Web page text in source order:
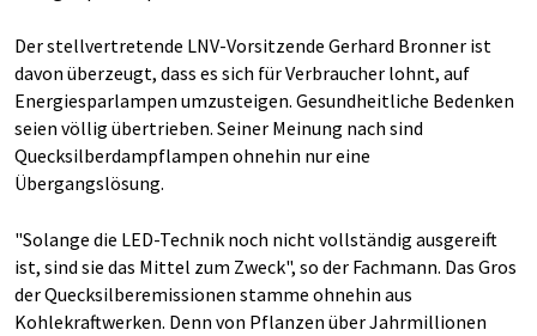
Der stellvertretende LNV-Vorsitzende Gerhard Bronner ist
davon überzeugt, dass es sich für Verbraucher lohnt, auf
Energiesparlampen umzusteigen. Gesundheitliche Bedenken
seien völlig übertrieben. Seiner Meinung nach sind
Quecksilberdampflampen ohnehin nur eine
Übergangslösung.
"Solange die LED-Technik noch nicht vollständig ausgereift
ist, sind sie das Mittel zum Zweck", so der Fachmann. Das Gros
der Quecksilberemissionen stamme ohnehin aus
Kohlekraftwerken. Denn von Pflanzen über Jahrmillionen